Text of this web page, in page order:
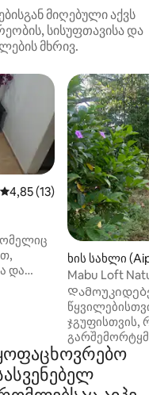
მიღებული აქვს
სისუფთავისა და
მხრივ.
საშუალო შეფასებაა 5‑დან
4,85 (13)
და
ხის სახლი (Aipe)
Mabu Loft
წყვილებისთვის
ჯგუფისთვის,
იდეალურია
უდაბნოს
ავტობუსით